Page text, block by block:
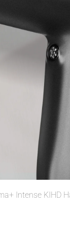
Intense KIHD